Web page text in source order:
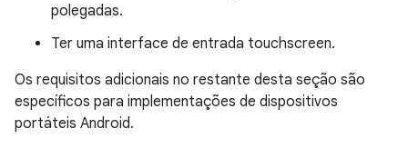
polegadas.
Ter uma interface de entrada touchscreen.
Os requisitos adicionais no restante desta seção são
específicos para implementações de dispositivos
portáteis Android.